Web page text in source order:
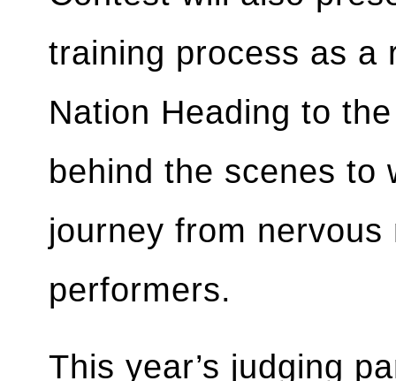
training process as a
Nation Heading to
behind the scenes to
journey from
performers.
This year’s judging